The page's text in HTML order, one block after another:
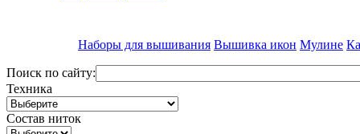
Наборы для вышивания Вышивка икон Мулине
Поиск по сайту:
Техника
Состав ниток